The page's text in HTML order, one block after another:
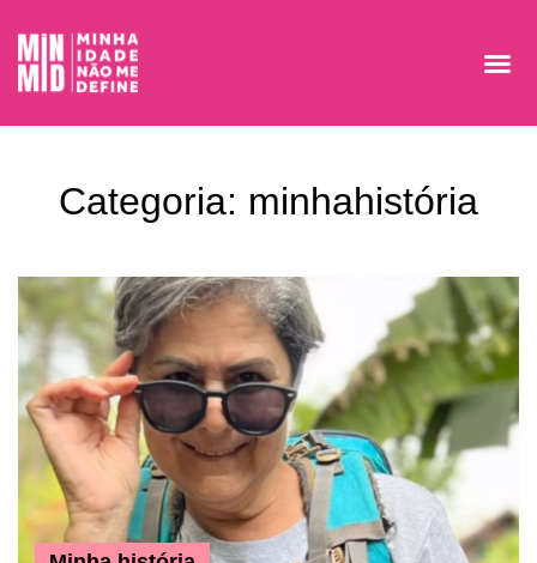
Categoria: minhahistória